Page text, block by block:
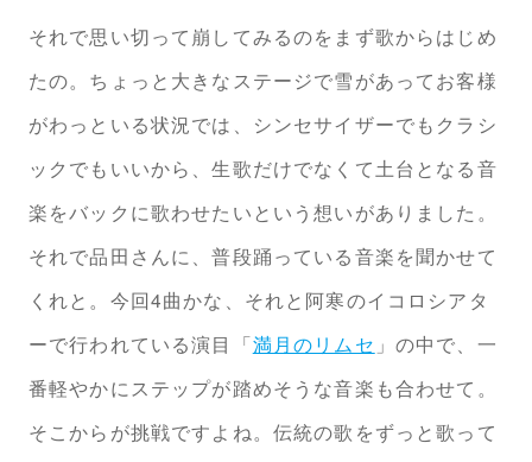
それで思い切って崩してみるのをまず歌からはじめ
たの。ちょっと大きなステージで雪があってお客様
がわっといる状況では、シンセサイザーでもクラシ
ックでもいいから、生歌だけでなくて土台となる音
楽をバックに歌わせたいという想いがありました。
それで品田さんに、普段踊っている音楽を聞かせて
くれと。今回4曲かな、それと阿寒のイコロシアタ
ーで行われている演目「満月のリムセ 」の中で、一
番軽やかにステップが踏めそうな音楽も合わせて。
そこからが挑戦ですよね。伝統の歌をずっと歌って